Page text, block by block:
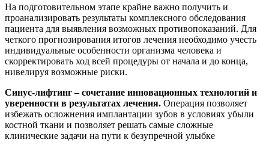
На подготовительном этапе крайне важно получить и
проанализировать результаты комплексного обследования
пациента для выявления возможных противопоказаний. Для
четкого прогнозирования итогов лечения необходимо учесть
индивидуальные особенности организма человека и
скорректировать ход всей процедуры от начала и до конца,
нивелируя возможные риски.
Синус-лифтинг – сочетание инновационных технологий и
уверенности в результатах лечения. Операция позволяет
избежать осложнения имплантации зубов в условиях убыли
костной ткани и позволяет решать самые сложные
клинические задачи на пути к безупречной улыбке